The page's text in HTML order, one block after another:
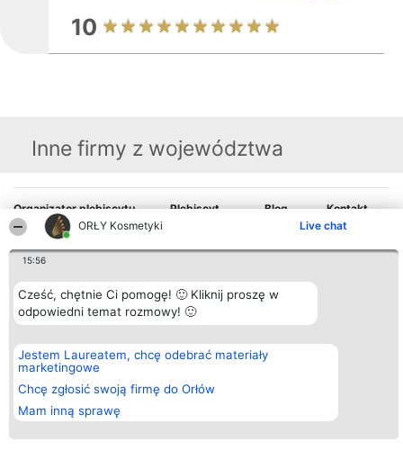
ORŁY Kosmetyki Live chat
15:56
Cześć, chętnie Ci pomogę! 🙂 Kliknij proszę w
odpowiedni temat rozmowy! 🙂
Jestem Laureatem, chcę odebrać materiały
marketingowe
Chcę zgłosić swoją firmę do Orłów
Mam inną sprawę
10
Inne firmy z województwa
Organizator plebiscytu
Bright Side Solutions sp. z o.
o. sp. k.
ul. Ruska 22
Wrocław 50-079
381313360 | NIP 8943132676
+48 508 492 400
Plebiscyt
wszystkich
Regulamin
Polityka
Prywatności
Blog
Articles
Kontakt
Kontakt